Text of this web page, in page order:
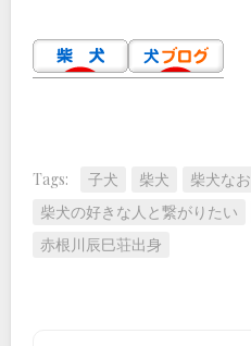
Tags: 子犬 柴犬 柴犬なお
柴犬の好きな人と繋がりたい
赤根川辰巳荘出身